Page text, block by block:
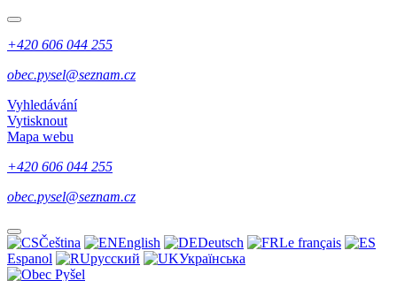
+420 606 044 255
obec.pysel@seznam.cz
Vyhledávání
Vytisknout
Mapa webu
+420 606 044 255
obec.pysel@seznam.cz
Čeština English Deutsch
Le français
Espanol
русский Українська